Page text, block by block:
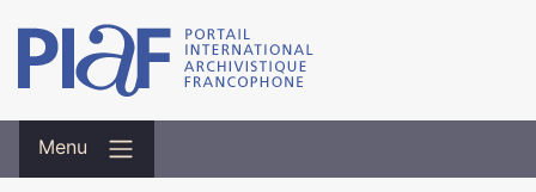
Menu